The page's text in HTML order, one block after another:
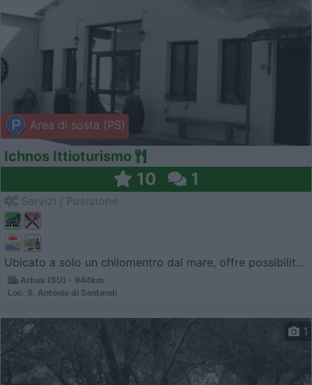
Area di sosta (PS)
Ichnos Ittioturismo
10 1
Ubicato a solo un chilomentro dal mare, offre possibilit...
Arbus (SU) - 944km
Loc. S. Antonio di Santandi
1